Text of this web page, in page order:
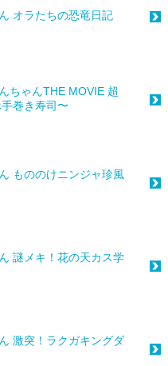
オラたちの恐竜日記
ちゃんTHE MOVIE 超
巻き寿司〜
もののけニンジャ珍風
謎メキ！花の天カス学
激突！ラクガキングダ